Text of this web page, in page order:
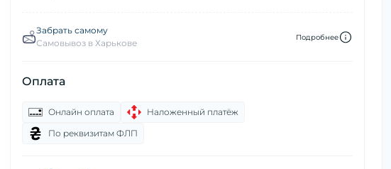
Забрать самому
Самовывоз в Харькове
Подробнее
Оплата
Онлайн оплата
Наложенный платёж
По реквизитам ФЛП